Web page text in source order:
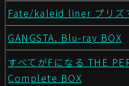
Fate/kaleid liner プリ
GANGSTA. Blu-ray BOX
すべてがFになる THE
Complete BOX